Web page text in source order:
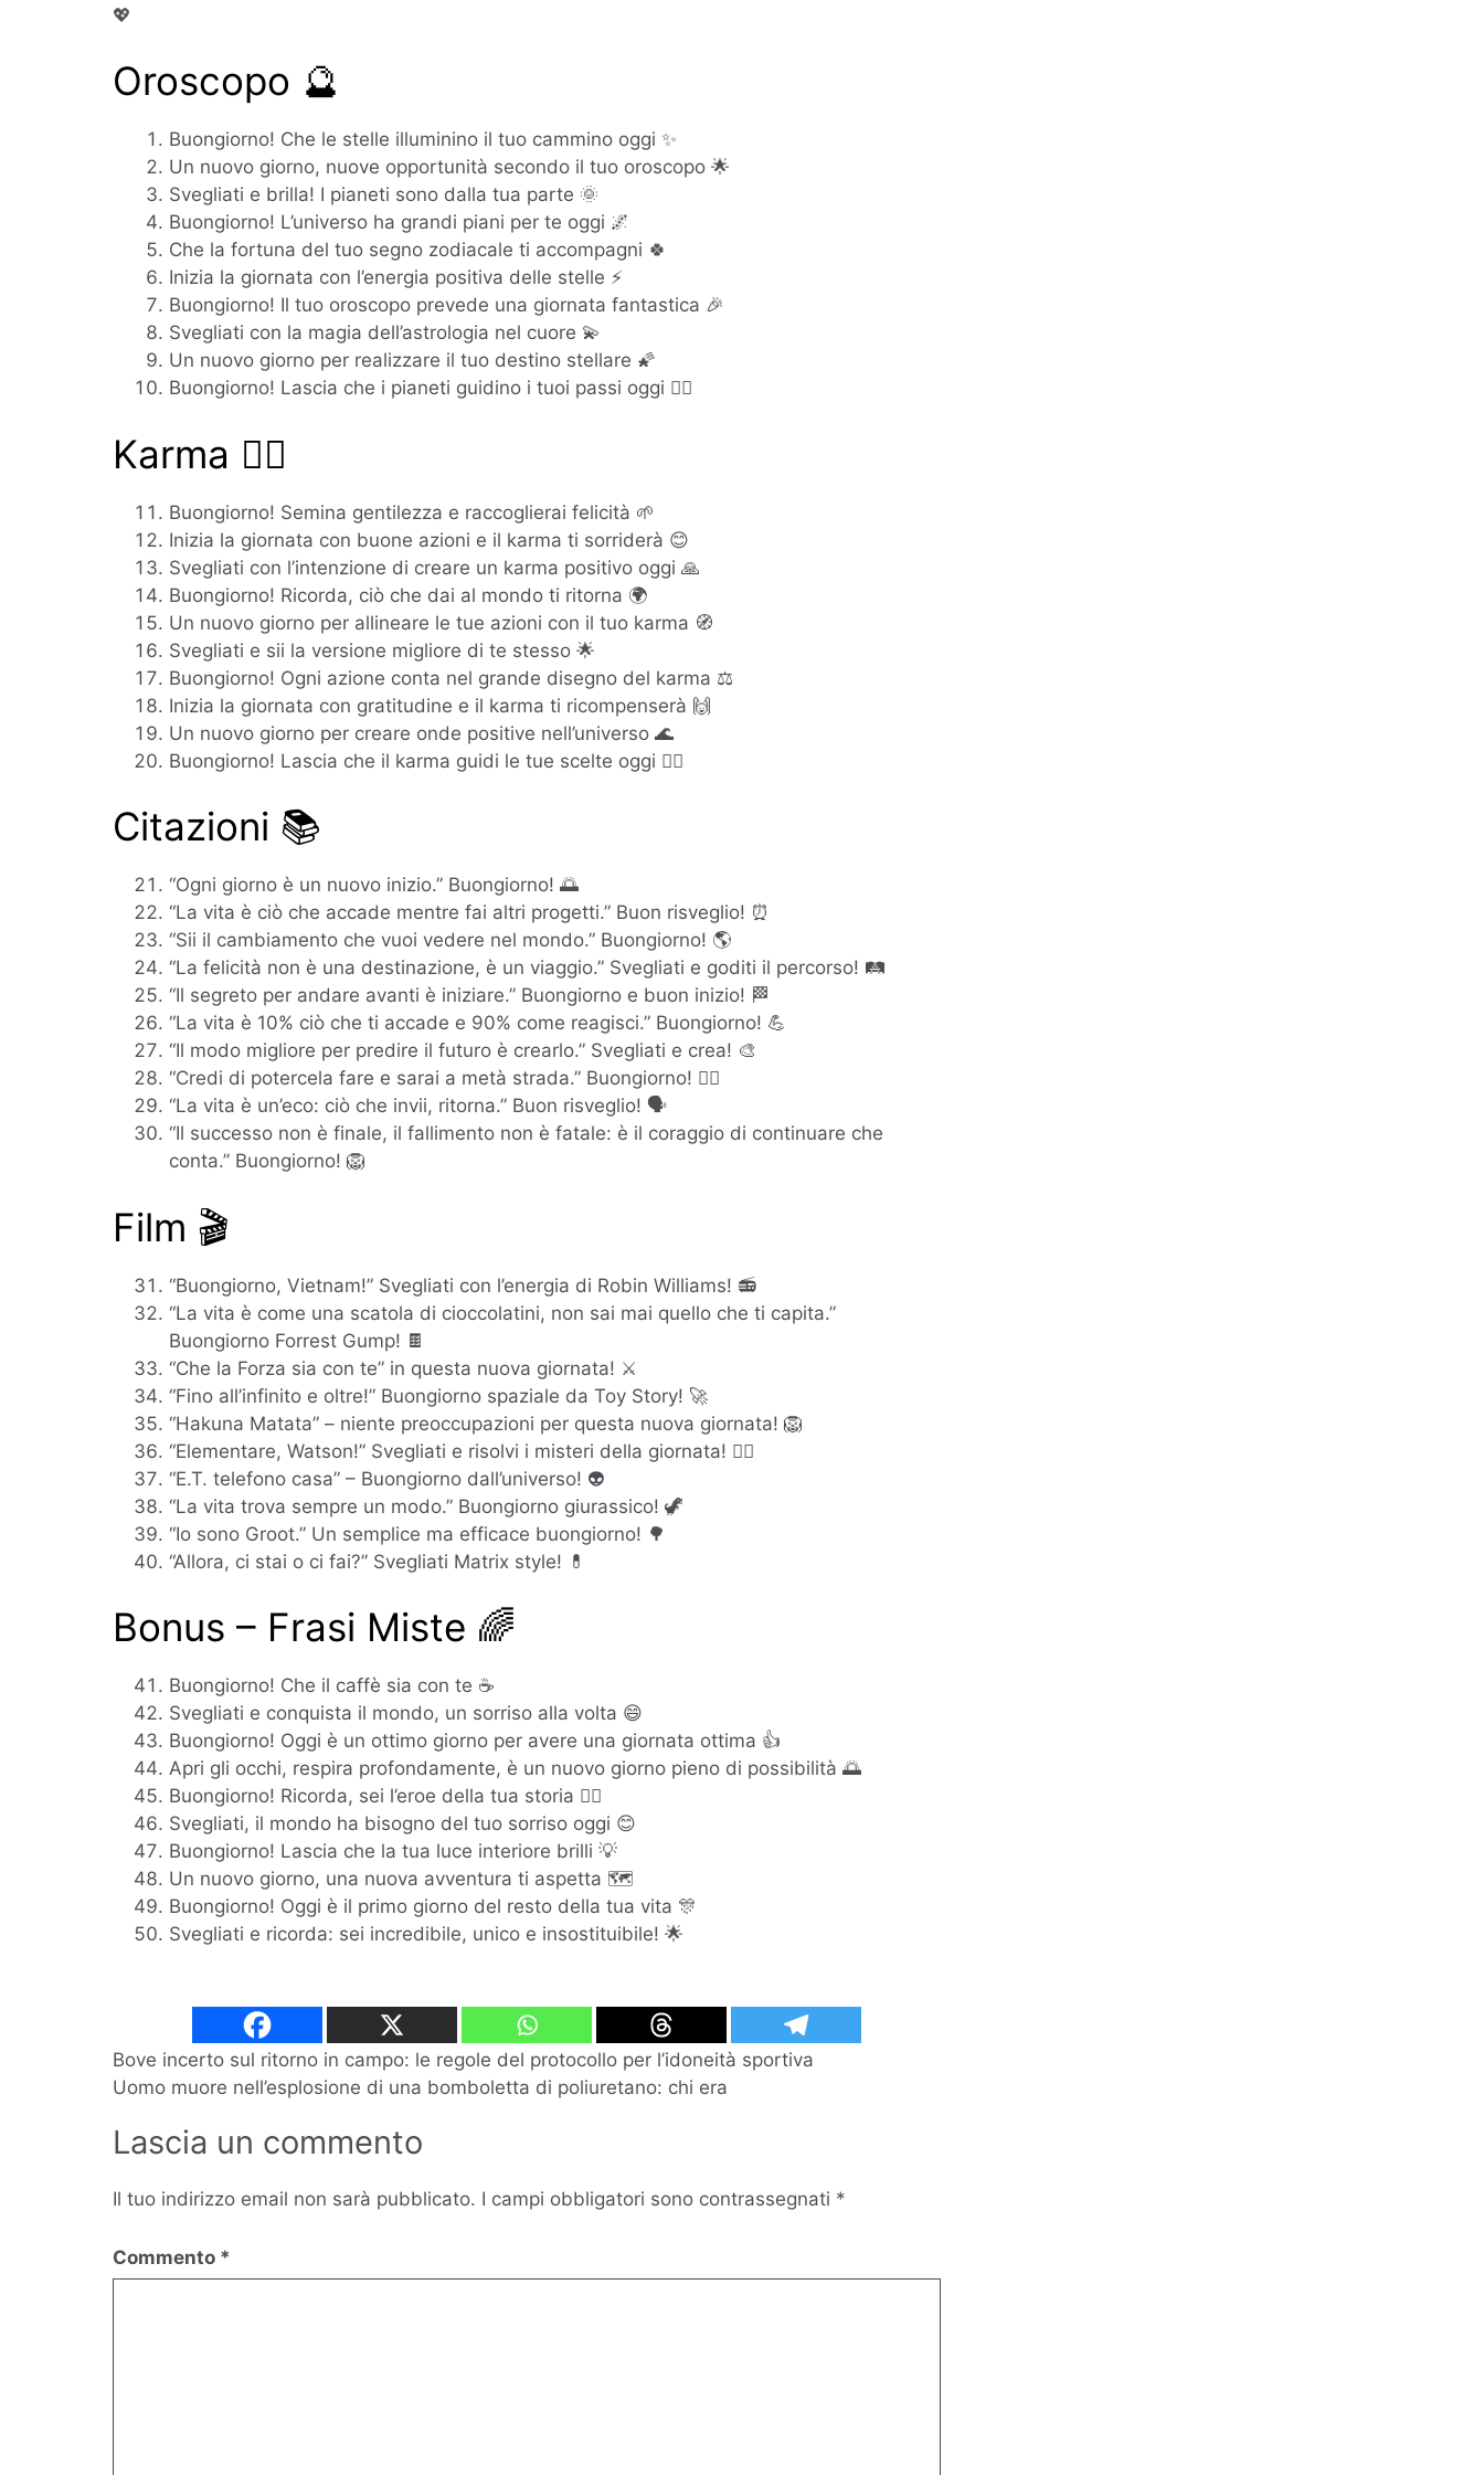
💖
Oroscopo 🔮
Buongiorno! Che le stelle illuminino il tuo cammino oggi ✨
Un nuovo giorno, nuove opportunità secondo il tuo oroscopo 🌟
Svegliati e brilla! I pianeti sono dalla tua parte 🌞
Buongiorno! L’universo ha grandi piani per te oggi 🌌
Che la fortuna del tuo segno zodiacale ti accompagni 🍀
Inizia la giornata con l’energia positiva delle stelle ⚡
Buongiorno! Il tuo oroscopo prevede una giornata fantastica 🎉
Svegliati con la magia dell’astrologia nel cuore 💫
Un nuovo giorno per realizzare il tuo destino stellare 🌠
Buongiorno! Lascia che i pianeti guidino i tuoi passi oggi 🚶‍♂️
Karma 🧘‍♀️
Buongiorno! Semina gentilezza e raccoglierai felicità 🌱
Inizia la giornata con buone azioni e il karma ti sorriderà 😊
Svegliati con l’intenzione di creare un karma positivo oggi 🙏
Buongiorno! Ricorda, ciò che dai al mondo ti ritorna 🌍
Un nuovo giorno per allineare le tue azioni con il tuo karma 🧭
Svegliati e sii la versione migliore di te stesso 🌟
Buongiorno! Ogni azione conta nel grande disegno del karma ⚖️
Inizia la giornata con gratitudine e il karma ti ricompenserà 🙌
Un nuovo giorno per creare onde positive nell’universo 🌊
Buongiorno! Lascia che il karma guidi le tue scelte oggi 🧘‍♂️
Citazioni 📚
“Ogni giorno è un nuovo inizio.” Buongiorno! 🌅
“La vita è ciò che accade mentre fai altri progetti.” Buon risveglio! ⏰
“Sii il cambiamento che vuoi vedere nel mondo.” Buongiorno! 🌎
“La felicità non è una destinazione, è un viaggio.” Svegliati e goditi il percorso! 🛤️
“Il segreto per andare avanti è iniziare.” Buongiorno e buon inizio! 🏁
“La vita è 10% ciò che ti accade e 90% come reagisci.” Buongiorno! 💪
“Il modo migliore per predire il futuro è crearlo.” Svegliati e crea! 🎨
“Credi di potercela fare e sarai a metà strada.” Buongiorno! 🏃‍♂️
“La vita è un’eco: ciò che invii, ritorna.” Buon risveglio! 🗣️
“Il successo non è finale, il fallimento non è fatale: è il coraggio di continuare che
conta.” Buongiorno! 🦁
Film 🎬
“Buongiorno, Vietnam!” Svegliati con l’energia di Robin Williams! 📻
“La vita è come una scatola di cioccolatini, non sai mai quello che ti capita.”
Buongiorno Forrest Gump! 🍫
“Che la Forza sia con te” in questa nuova giornata! ⚔️
“Fino all’infinito e oltre!” Buongiorno spaziale da Toy Story! 🚀
“Hakuna Matata” – niente preoccupazioni per questa nuova giornata! 🦁
“Elementare, Watson!” Svegliati e risolvi i misteri della giornata! 🕵️‍♂️
“E.T. telefono casa” – Buongiorno dall’universo! 👽
“La vita trova sempre un modo.” Buongiorno giurassico! 🦖
“Io sono Groot.” Un semplice ma efficace buongiorno! 🌳
“Allora, ci stai o ci fai?” Svegliati Matrix style! 💊
Bonus – Frasi Miste 🌈
Buongiorno! Che il caffè sia con te ☕
Svegliati e conquista il mondo, un sorriso alla volta 😄
Buongiorno! Oggi è un ottimo giorno per avere una giornata ottima 👍
Apri gli occhi, respira profondamente, è un nuovo giorno pieno di possibilità 🌅
Buongiorno! Ricorda, sei l’eroe della tua storia 🦸‍♂️
Svegliati, il mondo ha bisogno del tuo sorriso oggi 😊
Buongiorno! Lascia che la tua luce interiore brilli 💡
Un nuovo giorno, una nuova avventura ti aspetta 🗺️
Buongiorno! Oggi è il primo giorno del resto della tua vita 🎊
Svegliati e ricorda: sei incredibile, unico e insostituibile! 🌟
Navigazione
Bove incerto sul ritorno in campo: le regole del protocollo per l’idoneità sportiva
Uomo muore nell’esplosione di una bomboletta di poliuretano: chi era
Lascia un commento
Il tuo indirizzo email non sarà pubblicato. I campi obbligatori sono contrassegnati *
Commento *